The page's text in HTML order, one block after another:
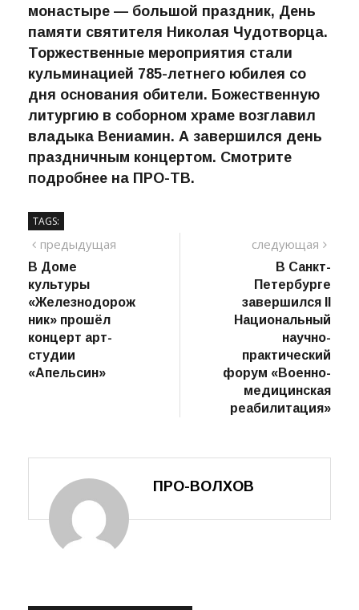
монастыре — большой праздник, День
памяти святителя Николая Чудотворца.
Торжественные мероприятия стали
кульминацией 785-летнего юбилея со
дня основания обители. Божественную
литургию в соборном храме возглавил
владыка Вениамин. А завершился день
праздничным концертом. Смотрите
подробнее на ПРО-ТВ.
TAGS:
Навигация
по
записям
предыдущая
В Доме
культуры
«Железнодорож
ник» прошёл
концерт арт-
студии
«Апельсин»
следующая
В Санкт-
Петербурге
завершился II
Национальный
научно-
практический
форум «Военно-
медицинская
реабилитация»
ПРО-ВОЛХОВ